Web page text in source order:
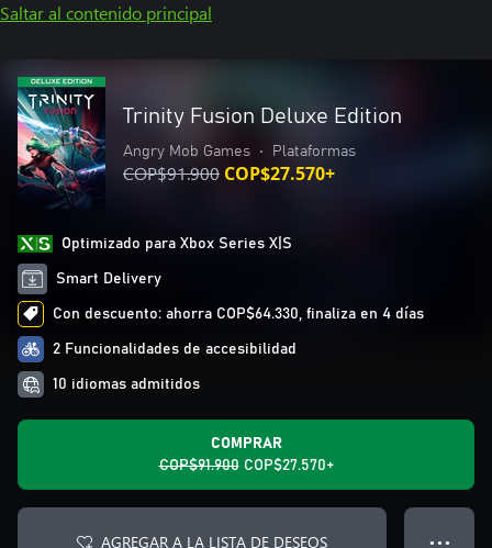
Saltar al contenido principal
Trinity Fusion Deluxe Edition
Angry Mob Games • Plataformas
COP$91.900 COP$27.570+
Optimizado para Xbox Series X|S
Smart Delivery
Con descuento: ahorra COP$64.330, finaliza en 4 días
2 Funcionalidades de accesibilidad
10 idiomas admitidos
COMPRAR
COP$91.900 COP$27.570+
AGREGAR A LA LISTA DE DESEOS ● ● ●